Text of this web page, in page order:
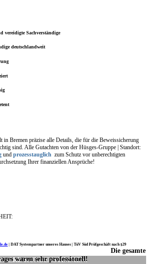
vereidigte Sachverständige
deutschlandweit
in Bremen präzise alle Details, die für die Beweissicherung
sind. Alle Gutachten von der Hüsges-Gruppe | Standort:
und prozesstauglich zum Schutz vor unberechtigten
Ihrer finanziellen Ansprüche!
DAT Systempartner unseres Hauses | TüV Süd Prüfgeschäft nach §29
KUNDENSTIMMEN:
Die gesamte
waren sehr professionell!